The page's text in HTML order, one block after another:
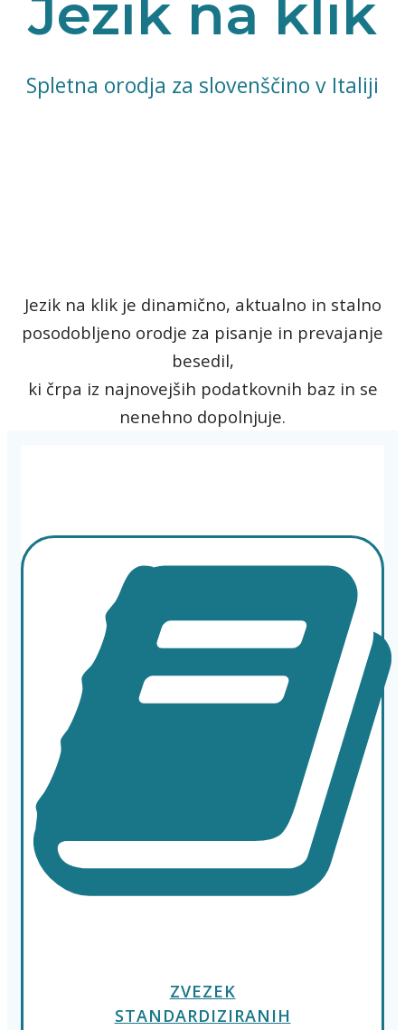
Jezik na klik
Spletna orodja za slovenščino v Italiji
Jezik na klik je dinamično, aktualno in stalno
posodobljeno orodje za pisanje in prevajanje
besedil,
ki črpa iz najnovejših podatkovnih baz in se
nenehno dopolnjuje.
ZVEZEK
STANDARDIZIRANIH